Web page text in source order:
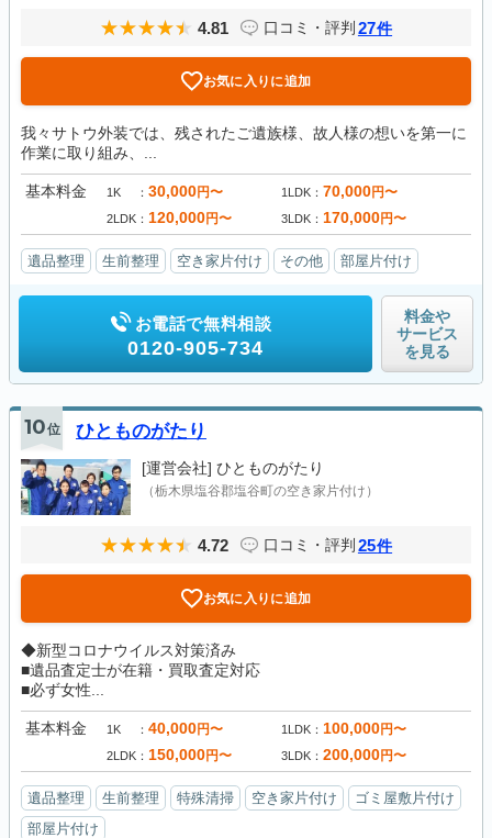
4.81 口コミ・評判 27件
お気に入りに追加
我々サトウ外装では、残されたご遺族様、故人様の想いを第一に
作業に取り組み、...
基本料金 1K 30,000円〜 1LDK 70,000円〜
2LDK 120,000円〜 3LDK 170,000円〜
遺品整理 生前整理 空き家片付け その他 部屋片付け
お電話で無料相談
0120-905-734
料金や
サービス
を見る
10位 ひとものがたり
[運営会社] ひとものがたり
（栃木県塩谷郡塩谷町の空き家片付け）
4.72 口コミ・評判 25件
お気に入りに追加
◆新型コロナウイルス対策済み
■遺品査定士が在籍・買取査定対応
■必ず女性...
基本料金 1K 40,000円〜 1LDK 100,000円〜
2LDK 150,000円〜 3LDK 200,000円〜
遺品整理 生前整理 特殊清掃 空き家片付け
ゴミ屋敷片付け
部屋片付け